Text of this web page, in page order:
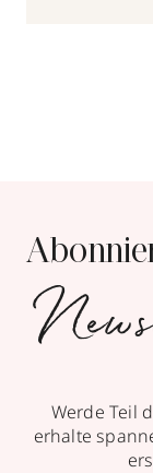
Werde Teil
erhalte